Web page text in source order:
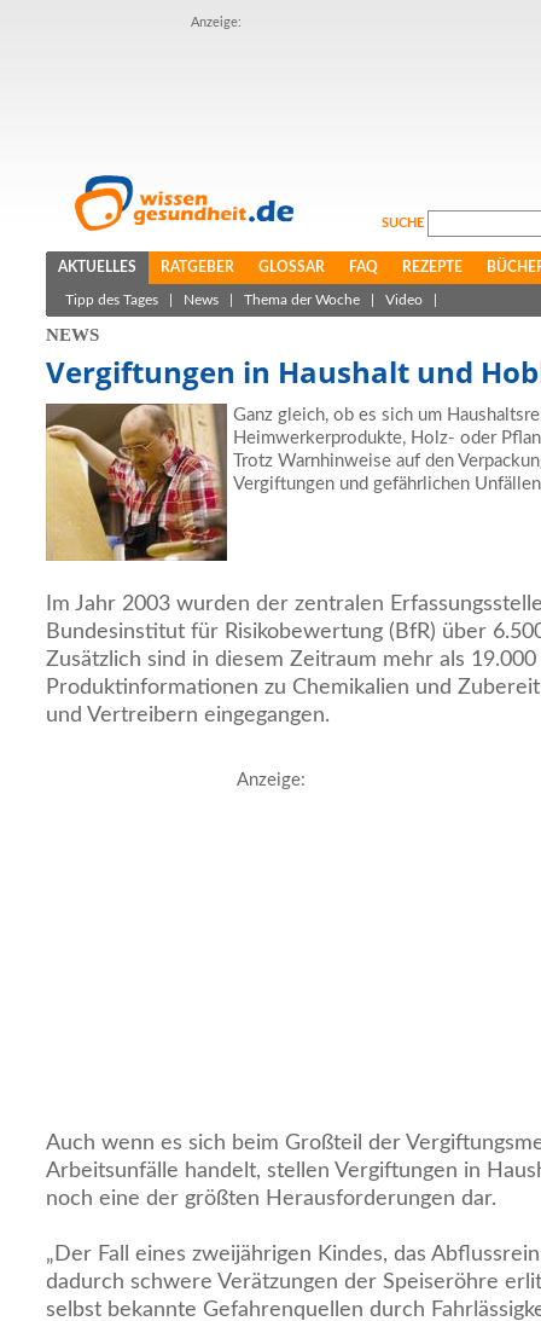
Anzeige:
SUCHE
AKTUELLES RATGEBER GLOSSAR FAQ REZEPTE
Tipp des Tages News Thema der Woche Video
NEWS
Vergiftungen in Haushalt und
Ganz gleich, ob es sich um
Heimwerkerprodukte, Holz- oder
Trotz Warnhinweise auf den
Vergiftungen und gefährlichen
Im Jahr 2003 wurden der zentralen
Bundesinstitut für Risikobewertung (BfR) über
Zusätzlich sind in diesem Zeitraum mehr als 19.000
Produktinformationen zu Chemikalien und
und Vertreibern eingegangen.
Anzeige:
Auch wenn es sich beim Großteil der
Arbeitsunfälle handelt, stellen Vergiftungen in
noch eine der größten Herausforderungen dar.
„Der Fall eines zweijährigen Kindes, das
dadurch schwere Verätzungen der Speiseröhre
selbst bekannte Gefahrenquellen durch